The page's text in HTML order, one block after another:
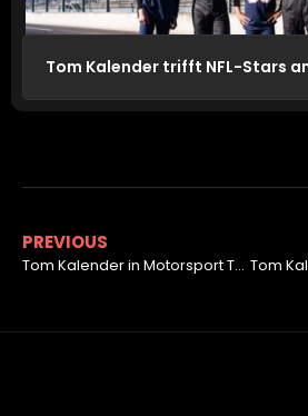
Tom Kalender trifft NFL-Stars
PREVIOUS
Tom Kalender in Motorsport Team Germany aufgenommen